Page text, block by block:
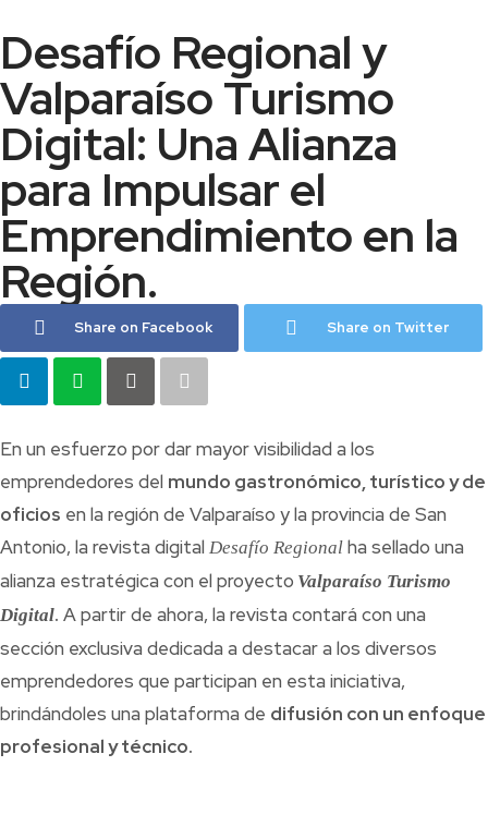
Desafío Regional y
Valparaíso Turismo
Digital: Una Alianza
para Impulsar el
Emprendimiento en la
Región.
Share on Facebook Share on Twitter
En un esfuerzo por dar mayor visibilidad a los
emprendedores del mundo gastronómico, turístico y de
oficios en la región de Valparaíso y la provincia de San
Antonio, la revista digital Desafío Regional ha sellado una
alianza estratégica con el proyecto Valparaíso Turismo
Digital. A partir de ahora, la revista contará con una
sección exclusiva dedicada a destacar a los diversos
emprendedores que participan en esta iniciativa,
brindándoles una plataforma de difusión con un enfoque
profesional y técnico.